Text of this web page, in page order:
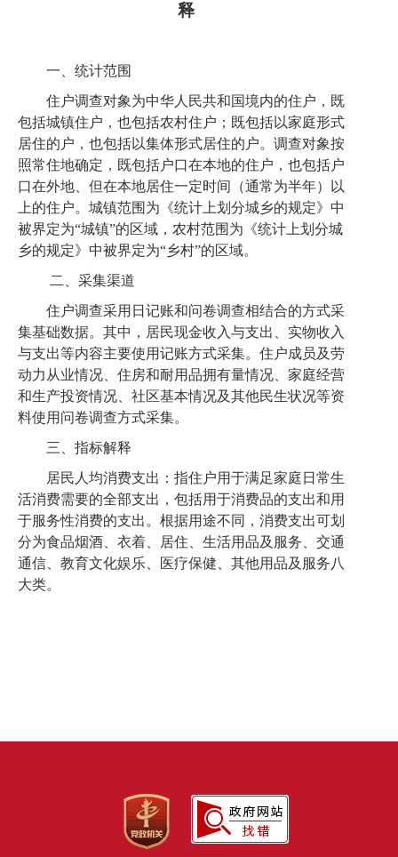
释
一、 统计范围
住户调查对象为中华人民共和国境内的住户，既
包括城镇住户，也包括农村住户；既包括以家庭形式
居住的户，也包括以集体形式居住的户。调查对象按
照常住地确定，既包括户口在本地的住户，也包括户
口在外地、但在本地居住一定时间（通常为半年）以
上的住户。城镇范围为《统计上划分城乡的规定》中
被界定为“城镇”的区域，农村范围为《统计上划分城
乡的规定》中被界定为“乡村”的区域。
二、采集渠道
住户调查采用日记账和问卷调查相结合的方式采
集基础数据。其中，居民现金收入与支出、实物收入
与支出等内容主要使用记账方式采集。住户成员及劳
动力从业情况、住房和耐用品拥有量情况、家庭经营
和生产投资情况、社区基本情况及其他民生状况等资
料使用问卷调查方式采集。
三、指标解释
居民人均消费支出：指住户用于满足家庭日常生
活消费需要的全部支出，包括用于消费品的支出和用
于服务性消费的支出。根据用途不同，消费支出可划
分为食品烟酒、衣着、居住、生活用品及服务、交通
通信、教育文化娱乐、医疗保健、其他用品及服务八
大类。